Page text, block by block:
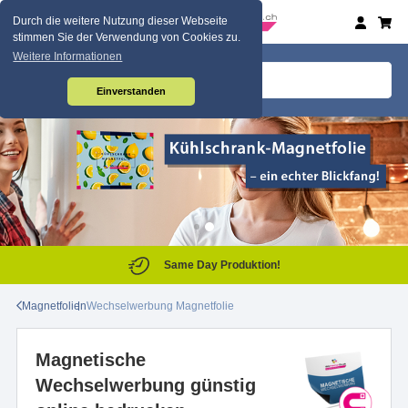
Durch die weitere Nutzung dieser Webseite
stimmen Sie der Verwendung von Cookies zu.
Weitere Informationen
Einverstanden
Same Day Produktion!
MagnetfolienWechselwerbung Magnetfolie
Magnetische
Wechselwerbung günstig